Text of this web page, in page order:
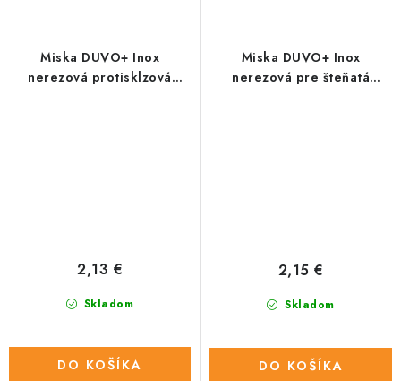
Miska DUVO+ Inox
nerezová protisklzová
Skladom
2,13 €
DO KOŠÍKA
Miska DUVO+ Inox
nerezová pre šteňatá
Skladom
2,15 €
DO KOŠÍKA